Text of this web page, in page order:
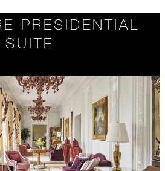
PRESIDENTIAL
SUITE